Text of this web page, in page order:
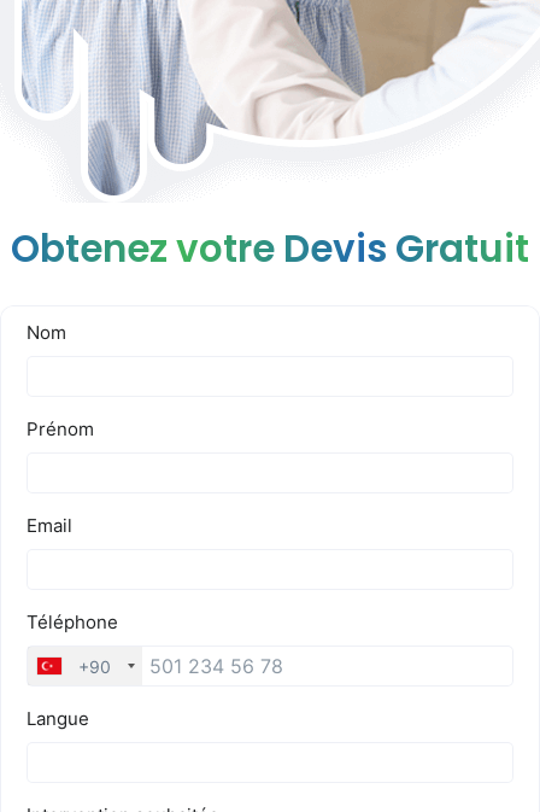
Obtenez votre Devis Gratuit